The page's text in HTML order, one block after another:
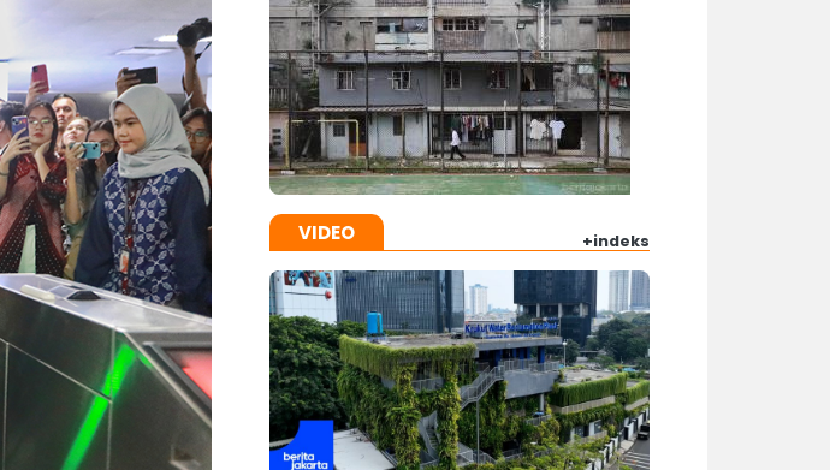
VIDEO +indeks